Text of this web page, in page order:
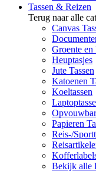
Tassen & Reizen
Terug naar alle
Canvas
Groente en
Heuptasjes
Jute Tassen
Katoenen
Koeltassen
Papieren
Reis-/
Bekijk alle